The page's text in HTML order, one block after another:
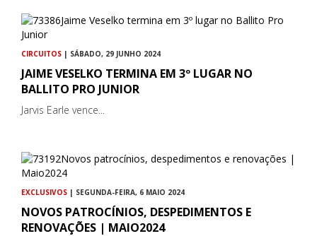
CIRCUITOS | SÁBADO, 29 JUNHO 2024
JAIME VESELKO TERMINA EM 3º LUGAR NO
BALLITO PRO JUNIOR
Jarvis Earle vence...
EXCLUSIVOS | SEGUNDA-FEIRA, 6 MAIO 2024
NOVOS PATROCÍNIOS, DESPEDIMENTOS E
RENOVAÇÕES | MAIO2024